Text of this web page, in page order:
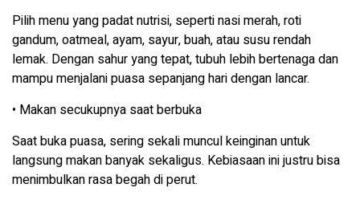
Pilih menu yang padat nutrisi, seperti nasi merah, roti
gandum, oatmeal, ayam, sayur, buah, atau susu rendah
lemak. Dengan sahur yang tepat, tubuh lebih bertenaga dan
mampu menjalani puasa sepanjang hari dengan lancar.
• Makan secukupnya saat berbuka
Saat buka puasa, sering sekali muncul keinginan untuk
langsung makan banyak sekaligus. Kebiasaan ini justru bisa
menimbulkan rasa begah di perut.